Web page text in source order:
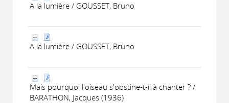
A la lumière / GOUSSET, Bruno
A la lumière / GOUSSET, Bruno
Mais pourquoi l'oiseau s'obstine-t-il à chanter ? /
BARATHON, Jacques (1936)